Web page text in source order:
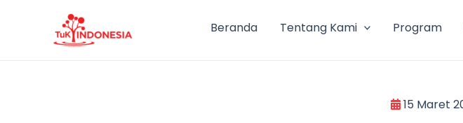
Beranda Tentang Kami Program
15 Maret